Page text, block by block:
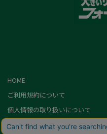
HOME
ご利用規約について
個人情報の取り扱いについて
特定商取引に基づく表記